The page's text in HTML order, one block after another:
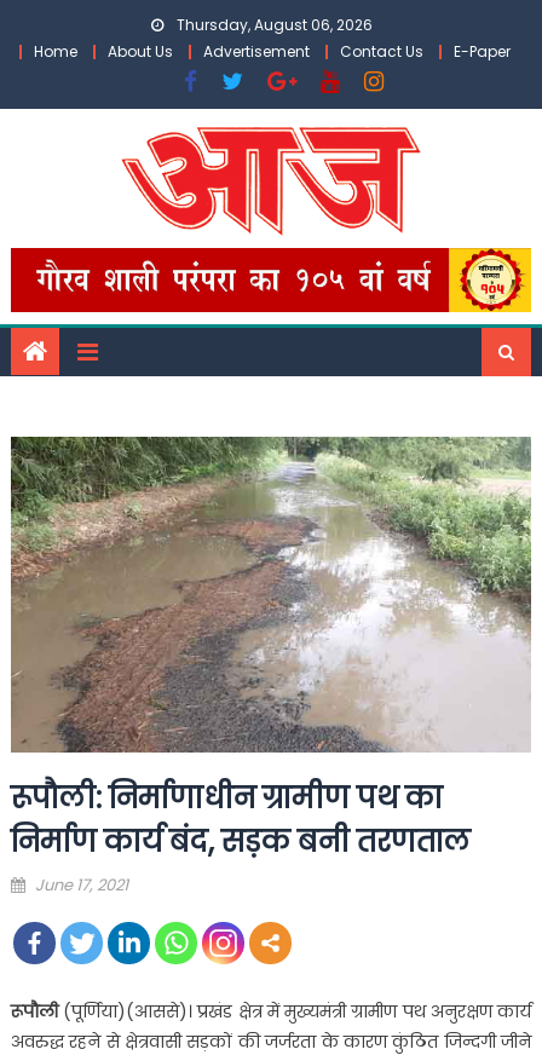
Thursday, August 06, 2026
Home
About Us Advertisement Contact Us E-Paper
रूपौली: निर्माणाधीन ग्रामीण पथ का
निर्माण कार्य बंद, सड़क बनी तरणताल
Posted
June 17, 2021
रूपौली(पूर्णिया)(आससे)। प्रखंड क्षेत्र में मुख्यमंत्री ग्रामीण पथ अनुरक्षण कार्य
अवरुद्ध रहने से क्षेत्रवासी सड़कों की जर्जरता के कारण कुंठित जिन्दगी जीने